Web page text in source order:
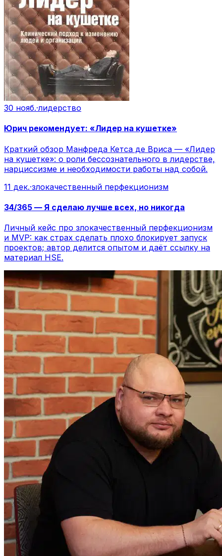
30 нояб.·лидерство
Юрич рекомендует: «Лидер на кушетке»
Краткий обзор Манфреда Кетса де Вриса — «Лидер
на кушетке»: о роли бессознательного в лидерстве,
нарциссизме и необходимости работы над собой.
11 дек.·злокачественный перфекционизм
34/365 — Я сделаю лучше всех, но никогда
Личный кейс про злокачественный перфекционизм
и MVP: как страх сделать плохо блокирует запуск
проектов; автор делится опытом и даёт ссылку на
материал HSE.